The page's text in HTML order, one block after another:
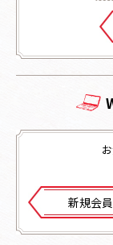
新規会